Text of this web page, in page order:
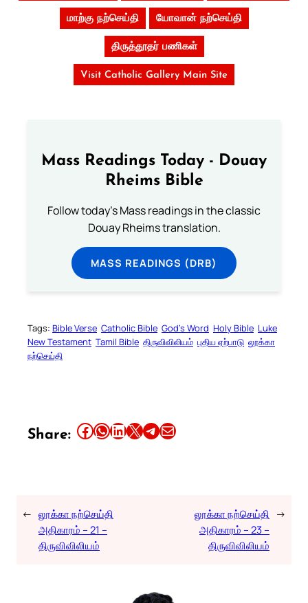
மாற்கு நற்செய்தி யோவான் நற்செய்தி
திருத்தூதர் பணிகள்
Visit Catholic Gallery Main Site
Mass Readings Today - Douay
Rheims Bible
Follow today's Mass readings in the classic
Douay Rheims translation.
MASS READINGS (DRB)
Tags: Bible Verse Catholic Bible God’s Word Holy Bible Luke
New Testament Tamil Bible திருவிவிலியம் புதிய ஏற்பாடு லூக்கா
நற்செய்தி
Share: Share this article on Facebook Share this article on WhatsApp Share this article on LinkedIn Share this article on X Share this article on TelegramEmail this Article
← லூக்கா நற்செய்தி
அதிகாரம் – 21 –
திருவிவிலியம்
லூக்கா நற்செய்தி
அதிகாரம் – 23 –
திருவிவிலியம்
→